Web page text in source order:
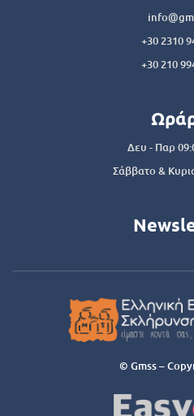
+30 2310
+30 210
Δευ - Παρ
Σάββατο &
© Gmss –